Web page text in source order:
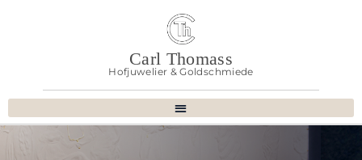
Carl Thomass
Hofjuwelier & Goldschmiede